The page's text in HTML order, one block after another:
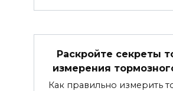
Раскройте секреты
измерения
Как правильно измерить